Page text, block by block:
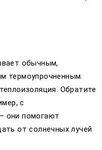
обычным,
термоупрочненным.
Обратите
с
они помогают
от солнечных лучей